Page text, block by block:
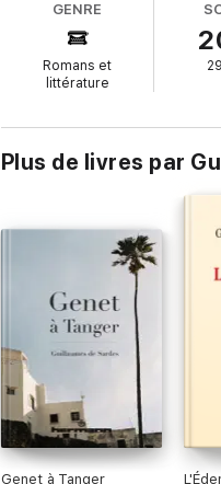
GENRE
Romans et
littérature
Plus de livres par
Genet à Tanger